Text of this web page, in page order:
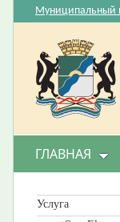
Муниципальный
ГЛАВНАЯ
Услуга